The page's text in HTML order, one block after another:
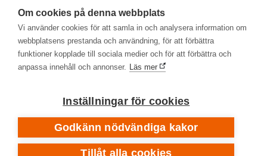
Dataskydd och registerbeskrivningar
Länkbiblioteket
Om cookies på denna webbplats
Vi använder cookies för att samla in och analysera information om
webbplatsens prestanda och användning, för att förbättra
funktioner kopplade till sociala medier och för att förbättra och
anpassa innehåll och annonser. Läs mer
Inställningar för cookies
Godkänn nödvändiga kakor
Tillåt alla cookies